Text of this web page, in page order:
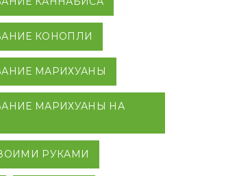
КОНОПЛИ
МАРИХУАНЫ
МАРИХУАНЫ НА
РУКАМИ